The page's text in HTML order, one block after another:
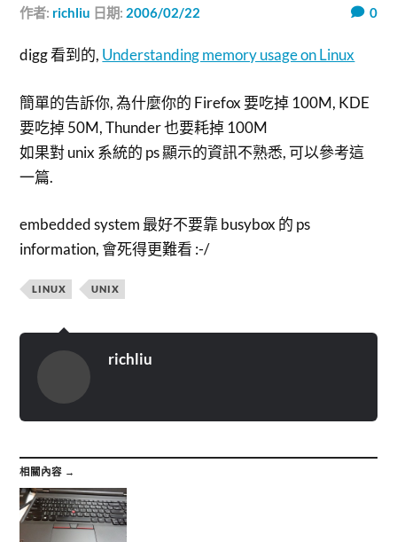
作者: richliu 日期: 2006/02/22 0
digg 看到的, Understanding memory usage on Linux
簡單的告訴你, 為什麼你的 Firefox 要吃掉 100M, KDE
要吃掉 50M, Thunder 也要耗掉 100M
如果對 unix 系統的 ps 顯示的資訊不熟悉, 可以參考這
一篇.
embedded system 最好不要靠 busybox 的 ps
information, 會死得更難看 :-/
LINUX UNIX
richliu
相關內容 →